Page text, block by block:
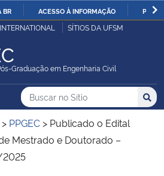
IR
BR ACESSO À INFORMAÇÃO
Pública
INTERNATIONAL SÍTIOS DA UFSM
Graduação em Engenharia Civil
do Sítio
Busca
Buscar no no Sítio
Busca:
> PPGEC > Publicado o Edital
Mestrado e Doutorado –
2025